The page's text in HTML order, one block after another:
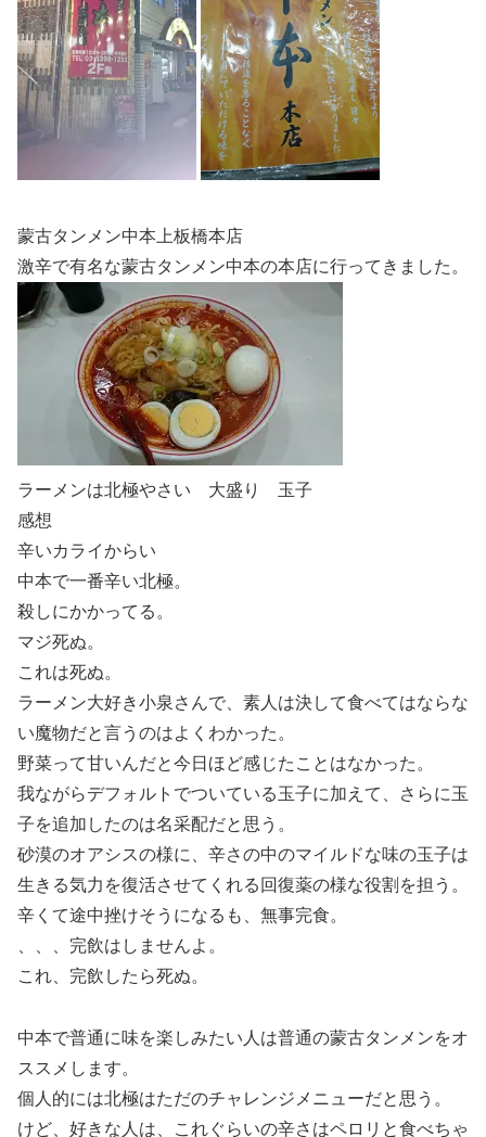
蒙古タンメン中本上板橋本店
激辛で有名な蒙古タンメン中本の本店に行ってきました。
ラーメンは北極やさい 大盛り 玉子
感想
辛いカライからい
中本で一番辛い北極。
殺しにかかってる。
マジ死ぬ。
これは死ぬ。
ラーメン大好き小泉さんで、素人は決して食べてはならな
い魔物だと言うのはよくわかった。
野菜って甘いんだと今日ほど感じたことはなかった。
我ながらデフォルトでついている玉子に加えて、さらに玉
子を追加したのは名采配だと思う。
砂漠のオアシスの様に、辛さの中のマイルドな味の玉子は
生きる気力を復活させてくれる回復薬の様な役割を担う。
辛くて途中挫けそうになるも、無事完食。
、、、完飲はしませんよ。
これ、完飲したら死ぬ。
中本で普通に味を楽しみたい人は普通の蒙古タンメンをオ
ススメします。
個人的には北極はただのチャレンジメニューだと思う。
けど、好きな人は、これぐらいの辛さはペロリと食べちゃ